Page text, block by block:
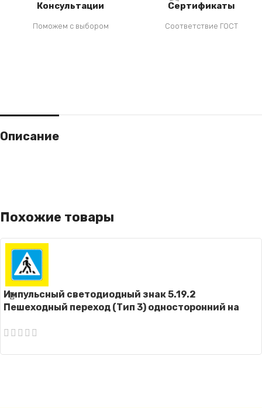
Консультации
Поможем с выбором
Сертификаты
Соответствие ГОСТ
Описание
Похожие товары
Импульсный светодиодный знак 5.19.2
Пешеходный переход (Тип 3) односторонний на